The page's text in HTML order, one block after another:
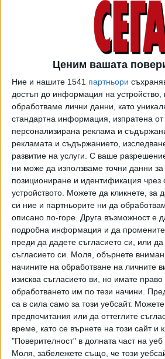
Ценим вашата
Ние и нашите 1541 партньори
достъп до информация на устройство,
обработваме лични данни, като
стандартна информация, изпратена от
персонализирана реклама и
рекламата и съдържанието,
развитие на услуги. С ваше
ни може да използваме точни данни за
позициониране и идентификация чрез
устройството. Можете да кликнете, за
си ние и партньорите ни да
описано по-горе. Друга възможност е
подробна информация и да промените
преди да дадете съгласието си, или
съгласието си. Моля, обърнете
начините на обработване на личните
изисква съгласието ви, но имате
обработването им по тези начини.
са в сила само за този уебсайт.
предпочитания или да оттеглите
време, като се върнете на този сайт и
"Поверителност" в долната част на уеб
Моля, забележете също, че този
Стана ясно, че поне като начало
многофамилни къщи с по 4
никой. "Всички постройки са
„Форест Клуб“ на г-н Невзоров.
които са изградени въз основа на
за търпимост, които смятаме, че
каза кметът. По-рано през деня
регионалното развитие и
Шишков заяви, че неоснователно
издадените удостоверения за
Всичко това към момента съвсем
Заповедите на Коцев подлежат на
тече срок, в който инвеститорът
премахне и т.н.
Последвайте ни и в